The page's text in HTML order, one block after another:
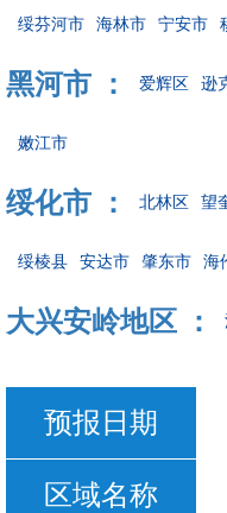
绥芬河市 海林市 宁安市
黑河市 ： 爱辉区 逊
嫩江市
绥化市 ： 北林区 望
绥棱县 安达市 肇东市 海
大兴安岭地区 ：
预报日期
区域名称